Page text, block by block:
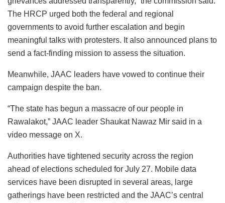
The HRCP urged both the federal and regional
governments to avoid further escalation and begin
meaningful talks with protesters. It also announced plans to
send a fact-finding mission to assess the situation.
Meanwhile, JAAC leaders have vowed to continue their
campaign despite the ban.
“The state has begun a massacre of our people in
Rawalakot,” JAAC leader Shaukat Nawaz Mir said in a
video message on X.
Authorities have tightened security across the region
ahead of elections scheduled for July 27. Mobile data
services have been disrupted in several areas, large
gatherings have been restricted and the JAAC’s central